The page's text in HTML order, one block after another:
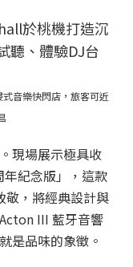
音樂快閃店，旅客可近
現場展示極具收
紀念版」，這款
，將經典設計與
III 藍牙音響
是品味的象徵。